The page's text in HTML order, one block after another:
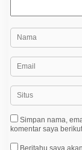
Simpan nama,
komentar saya
Beritahu saya